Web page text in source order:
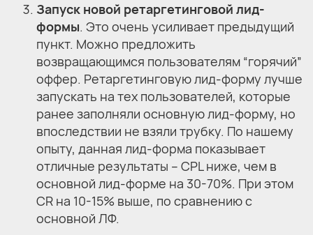
Запуск новой ретаргетинговой лид-
формы. Это очень усиливает предыдущий
пункт. Можно предложить
возвращающимся пользователям “горячий”
оффер. Ретаргетинговую лид-форму лучше
запускать на тех пользователей, которые
ранее заполняли основную лид-форму, но
впоследствии не взяли трубку. По нашему
опыту, данная лид-форма показывает
отличные результаты – CPL ниже, чем в
основной лид-форме на 30-70%. При этом
CR на 10-15% выше, по сравнению с
основной ЛФ.